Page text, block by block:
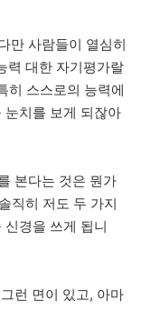
만 사람들이 열심히
력 대한 자기평가랄
히 스스로의 능력에
눈치를 보게 되잖아
본다는 것은 뭔가
직히 저도 두 가지
경을 쓰게 됩니
런 면이 있고, 아마